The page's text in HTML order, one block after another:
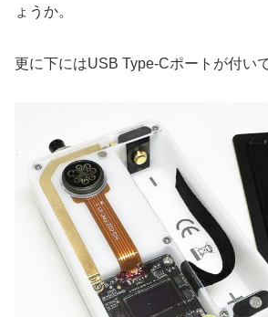
ょうか。
更に下にはUSB Type-Cポートが付い